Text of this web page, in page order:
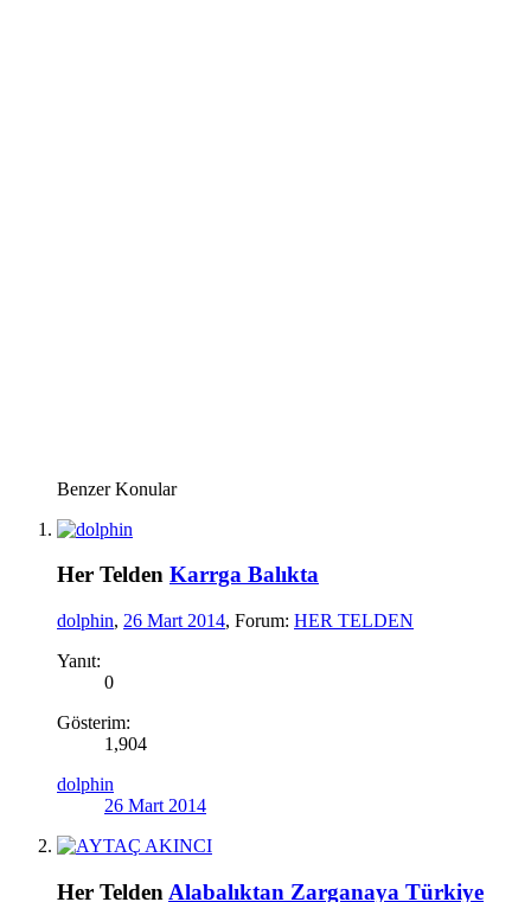
Benzer Konular
Her Telden Karrga Balıkta
dolphin, 26 Mart 2014, Forum: HER TELDEN
Yanıt:
0
Gösterim:
1,904
dolphin
26 Mart 2014
Her Telden Alabalıktan Zarganaya Türkiye